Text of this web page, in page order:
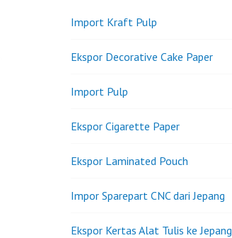
Import Kraft Pulp
Ekspor Decorative Cake Paper
Import Pulp
Ekspor Cigarette Paper
Ekspor Laminated Pouch
Impor Sparepart CNC dari Jepang
Ekspor Kertas Alat Tulis ke Jepang